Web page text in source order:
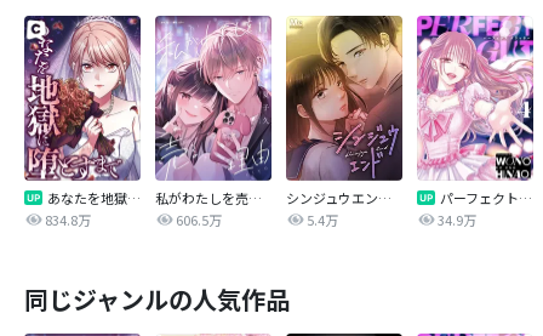
あなたを地獄に堕とすまで
834.8万
私がわたしを売る理由
606.5万
シンジュウエンド【タテヨミ】
5.4万
パーフェクトグリッター
34.9万
同じジャンルの人気作品